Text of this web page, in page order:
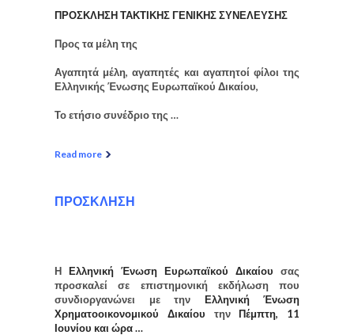
ΠΡΟΣΚΛΗΣΗ ΤΑΚΤΙΚΗΣ ΓΕΝΙΚΗΣ ΣΥΝΕΛΕΥΣΗΣ
Προς τα μέλη της
Αγαπητά μέλη, αγαπητές και αγαπητοί φίλοι της
Ελληνικής Ένωσης Ευρωπαϊκού Δικαίου,
Το ετήσιο συνέδριο της …
Read more
ΠΡΟΣΚΛΗΣΗ
Η Ελληνική Ένωση Ευρωπαϊκού Δικαίου σας
προσκαλεί σε επιστημονική εκδήλωση που
συνδιοργανώνει με την Ελληνική Ένωση
Χρηματοοικονομικού Δικαίου τηνΠέμπτη, 11
Ιουνίου και ώρα …